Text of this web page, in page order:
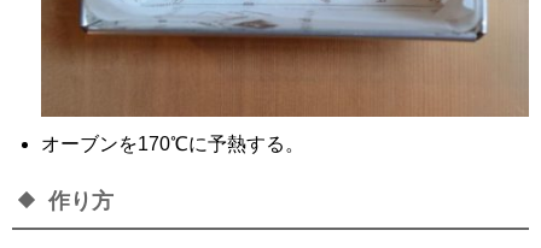
オーブンを170℃に予熱する。
作り方